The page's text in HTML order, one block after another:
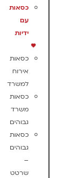
כסאות
עם
ידיות
כסאות
אירוח
למשרד
כסאות
משרד
גבוהים
כסאות
גבוהים
–
שרטט